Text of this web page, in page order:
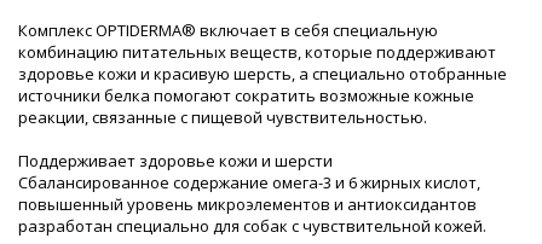
Комплекс OPTIDERMA® включает в себя специальную
комбинацию питательных веществ, которые поддерживают
здоровье кожи и красивую шерсть, а специально отобранные
источники белка помогают сократить возможные кожные
реакции, связанные с пищевой чувствительностью.
Поддерживает здоровье кожи и шерсти
Сбалансированное содержание омега-3 и 6 жирных кислот,
повышенный уровень микроэлементов и антиоксидантов
разработан специально для собак с чувствительной кожей.